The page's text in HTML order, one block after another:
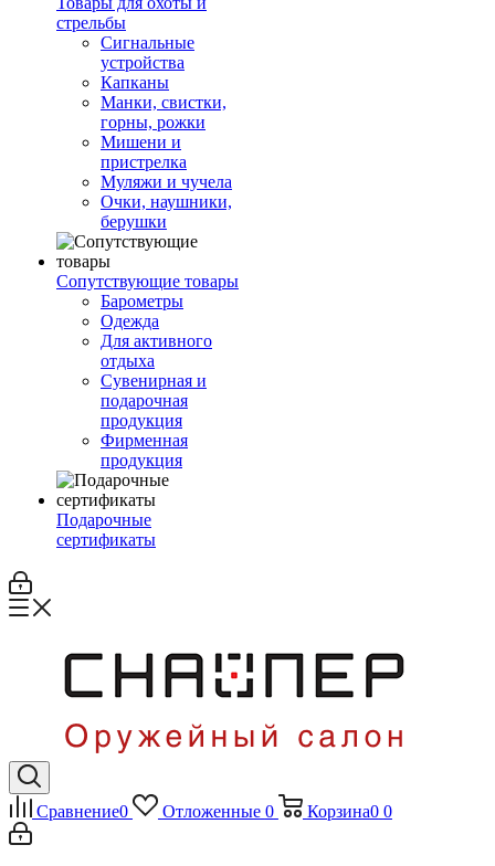
стрельбы
Сигнальные
устройства
Капканы
Манки, свистки,
горны, рожки
Мишени и
пристрелка
Муляжи и чучела
Очки, наушники,
берушки
Сопутствующие товары
Барометры
Одежда
Для активного
отдыха
Сувенирная и
подарочная
продукция
Фирменная
продукция
Подарочные
сертификаты
Сравнение0 Отложенные 0 Корзина0 0